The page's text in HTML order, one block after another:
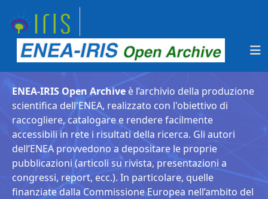
ENEA-IRIS Open Archive è l’archivio della produzione
scientifica dell'ENEA, realizzato con l'obiettivo di
raccogliere, catalogare e rendere facilmente
accessibili in rete i risultati della ricerca. Gli autori
dell’ENEA provvedono a depositare le proprie
pubblicazioni (articoli su rivista, presentazioni a
congressi, report, ecc.). In particolare, quelle
finanziate dalla Commissione Europea nell’ambito del